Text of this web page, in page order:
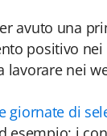
avuto una
positivo
nei
giornate di